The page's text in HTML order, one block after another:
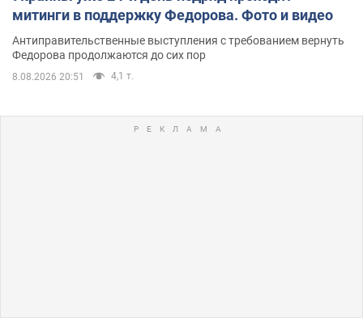
митинги в поддержку Федорова. Фото и видео
Антиправительственные выступления с требованием вернуть
Федорова продолжаются до сих пор
8.08.2026 20:51 4,1 т.